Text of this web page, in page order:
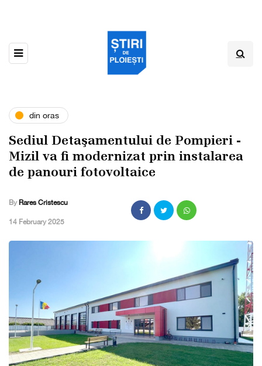
din oras
Sediul Detaşamentului de Pompieri ­
Mizil va fi ­modernizat prin instalarea
de ­panouri fotovoltaice
By Rares Cristescu
,14 February 2025